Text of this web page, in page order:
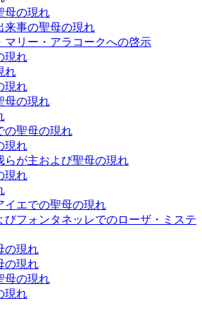
母の現れ
来事の聖母の現れ
マリー・アラコークへの啓示
現れ
れ
現れ
母の現れ
の聖母の現れ
現れ
らが主および聖母の現れ
現れ
イエでの聖母の現れ
びフォンタネッレでのローザ・ミステ
の現れ
の現れ
母の現れ
現れ